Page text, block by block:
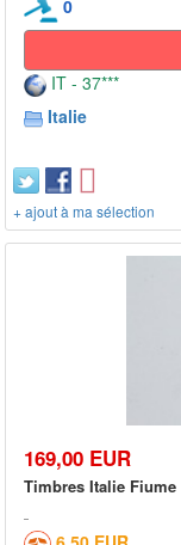
0
IT - 37***
Italie
+ ajout à ma sélection
169,00 EUR
Timbres Italie Fiume